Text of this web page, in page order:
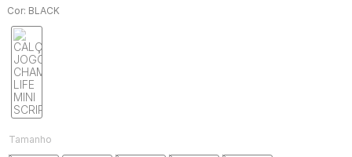
Cor: BLACK
Tamanho